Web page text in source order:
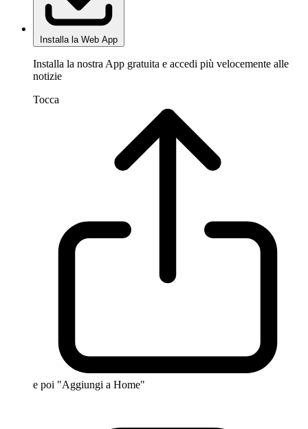
Installa la Web App
Installa la nostra App gratuita e accedi più velocemente alle
notizie
Tocca
e poi "Aggiungi a Home"